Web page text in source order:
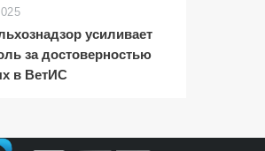
усиливает
за достоверностью
в ВетИС